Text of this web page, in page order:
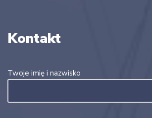
Kontakt
Twoje imię i nazwisko